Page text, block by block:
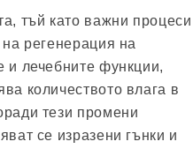
тъй като важни процеси
регенерация на
и лечебните функции,
количеството влага в
тези промени
се изразени гънки и